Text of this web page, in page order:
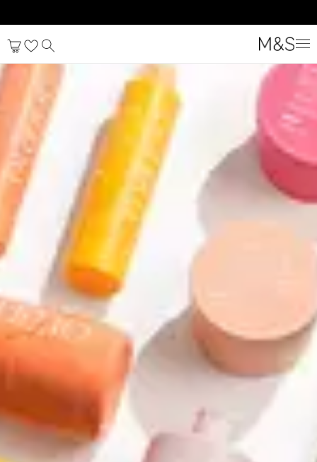
منتجات التجميل
فلورنتينا
تسوق الآن
مجموعة فلورلز
العطور
منتجات الحمّام والعناية بالجسم